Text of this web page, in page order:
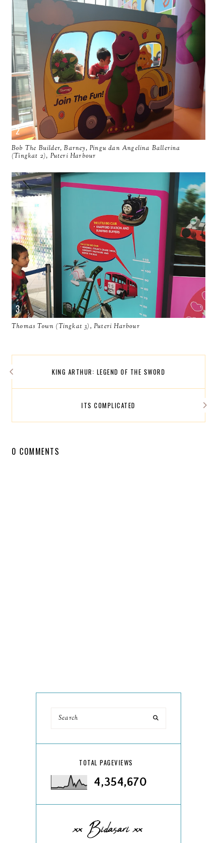
Bob The Builder, Barney, Pingu dan Angelina Ballerina
(Tingkat 2), Puteri Harbour
Thomas Town (Tingkat 3), Puteri Harbour
KING ARTHUR: LEGEND OF THE SWORD
ITS COMPLICATED
0 COMMENTS
TOTAL PAGEVIEWS
4,354,670
xx Bidasari xx